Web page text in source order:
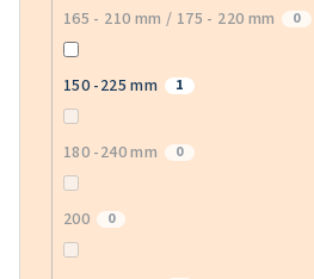
165 - 210 mm / 175 - 220 mm 0
150 -225 mm 1
180 -240 mm 0
200 0